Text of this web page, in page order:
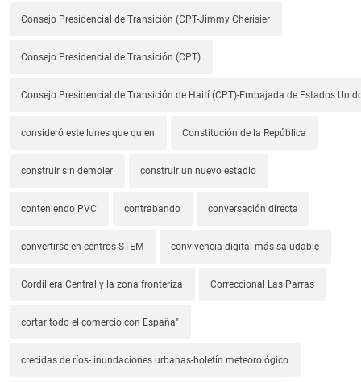
Consejo Presidencial de Transición (CPT-Jimmy Cherisier
Consejo Presidencial de Transición (CPT)
Consejo Presidencial de Transición de Haití (CPT)-Embajada de Estados
consideró este lunes que quien Constitución de la República
construir sin demoler construir un nuevo estadio
conteniendo PVC contrabando conversación directa
convertirse en centros STEM convivencia digital más saludable
Cordillera Central y la zona fronteriza Correccional Las Parras
cortar todo el comercio con España"
crecidas de ríos- inundaciones urbanas-boletín meteorológico